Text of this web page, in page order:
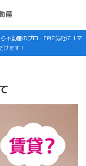
不動産のプロ・FPに気軽に「マ
けます！